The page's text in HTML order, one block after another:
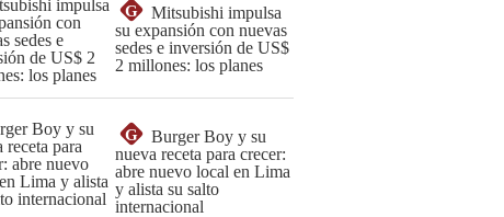
G
Mitsubishi impulsa
su expansión con nuevas
sedes e inversión de US$
2 millones: los planes
G
Burger Boy y su
nueva receta para crecer:
abre nuevo local en Lima
y alista su salto
internacional